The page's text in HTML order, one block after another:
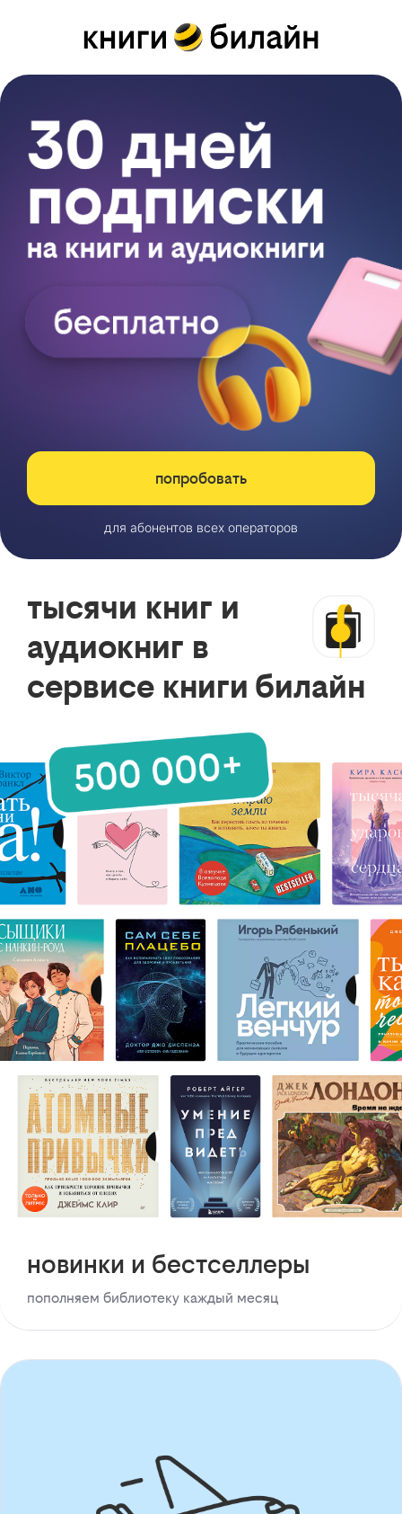
попробовать
для абонентов всех операторов
тысячи книг и
аудиокниг в
сервисе книги билайн
новинки и бестселлеры
пополняем библиотеку каждый месяц